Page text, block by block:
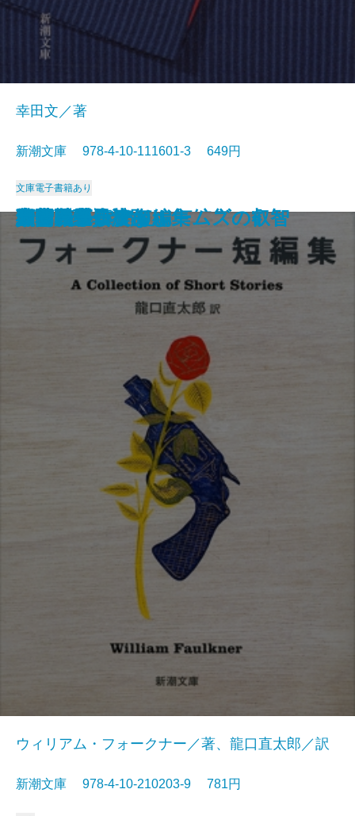
マンスフィールド短編集
太陽の季節
赤と黒〔上〕
ポー詩集
マノン・レスコー
郷愁
智恵子抄
草の花
夜間飛行
父・こんなこと
幸田文／著
新潮文庫 978-4-10-111601-3 649円
文庫電子書籍あり
フォークナー短編集
ウィリアム・フォークナー／著、龍口直太郎／訳
新潮文庫 978-4-10-210203-9 781円
細雪〔上〕
細雪〔中〕
細雪〔下〕
大和路・信濃路
野菊の墓
西部戦線異状なし
シャーロック・ホームズの叡智
人間について
サンクチュアリ